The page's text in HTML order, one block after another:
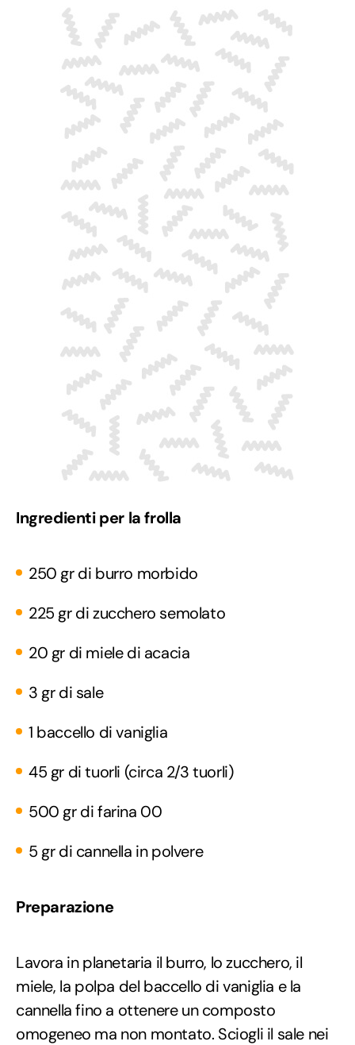
Ingredienti per la frolla
250 gr di burro morbido
225 gr di zucchero semolato
20 gr di miele di acacia
3 gr di sale
1 baccello di vaniglia
45 gr di tuorli (circa 2/3 tuorli)
500 gr di farina 00
5 gr di cannella in polvere
Preparazione
Lavora in planetaria il burro, lo zucchero, il
miele, la polpa del baccello di vaniglia e la
cannella fino a ottenere un composto
omogeneo ma non montato. Sciogli il sale nei